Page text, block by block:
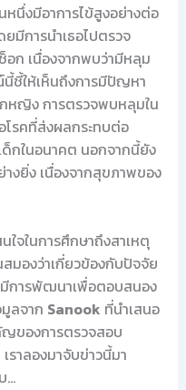
นึ่งมีอาการไข้สูงอย่างต่อ
ยมีการนำเธอไปตรวจ
อก เนื่องจากพบว่ามีหลุม
ชี้ให้เห็นถึงการมีปัญหา
หญิง การตรวจพบหลุมใน
รคที่ส่งผลกระทบต่อ
กในอนาคต นอกจากนี้ยัง
างยิ่ง เนื่องจากสุขภาพของ
ใจในการศึกษาถึงสาเหตุ
สมองว่าเกี่ยวข้องกับปัจจัย
การพัฒนาเพื่อตอบสนอง
ลจาก Sanook ที่นำเสนอ
ญของการตรวจสอบ
ราลองมาจับข่าวนี้มา
…